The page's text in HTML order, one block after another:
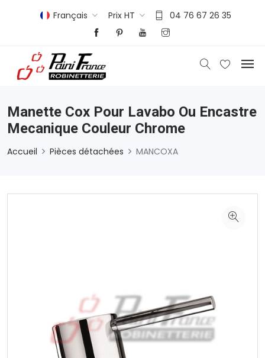
Français Prix HT 04 76 67 26 35
Manette Cox Pour Lavabo Ou Encastre
Mecanique Couleur Chrome
Accueil Pièces détachées MANCOXA